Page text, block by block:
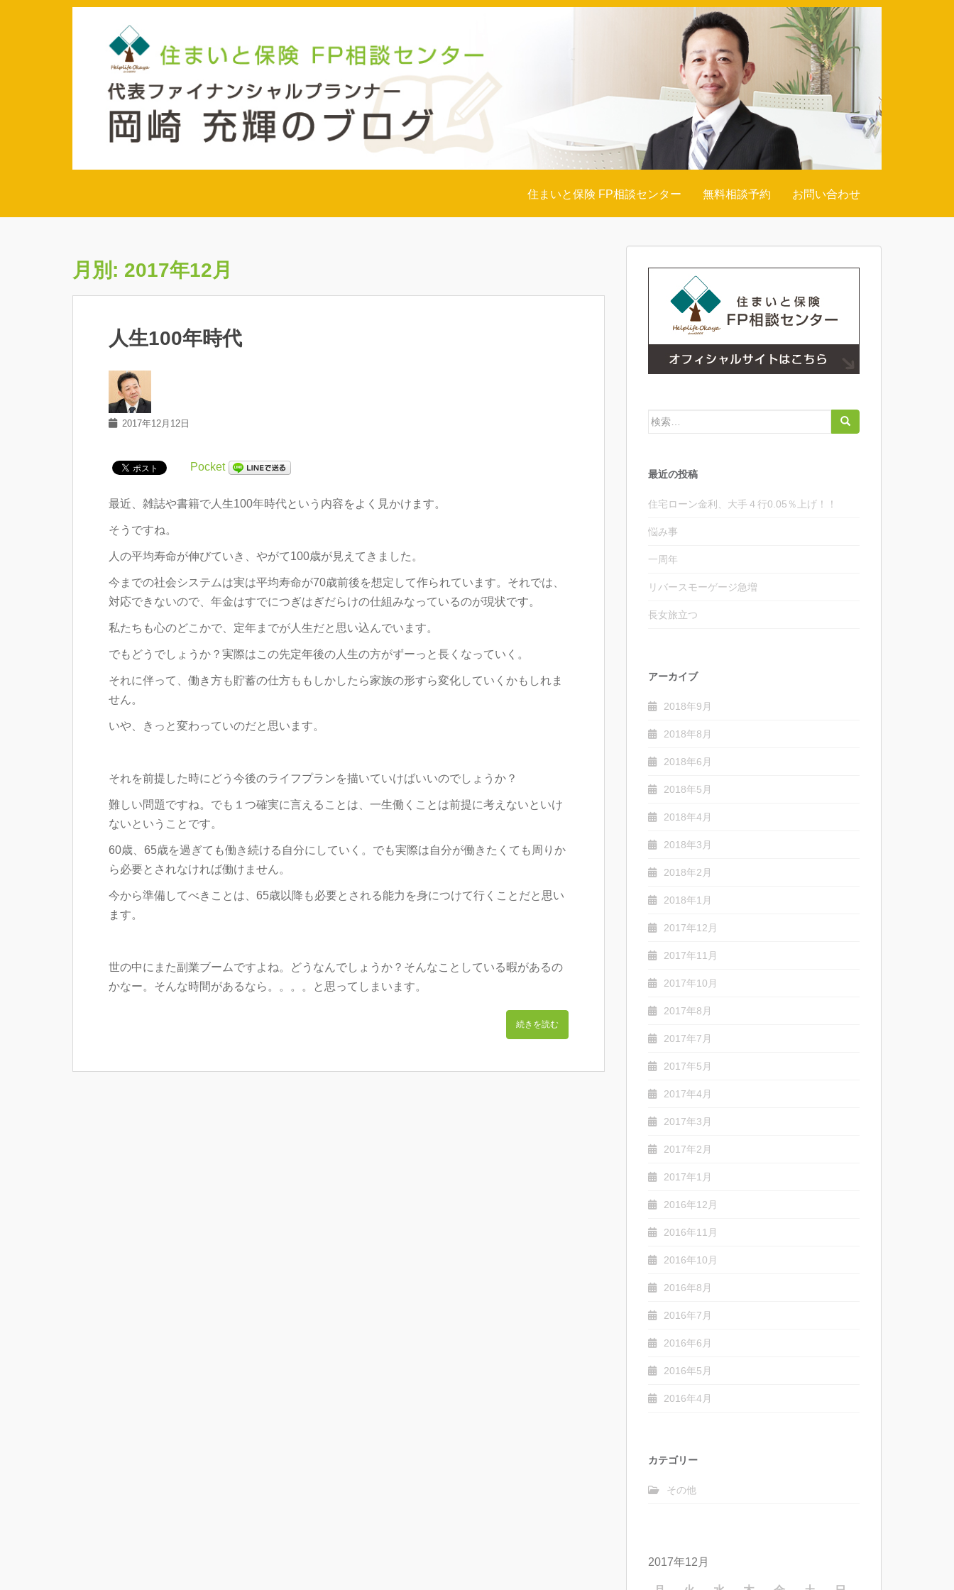
Skip to main content
住まいと保険 FP相談センター 無料相談予約 お問い合わせ
月別: 2017年12月
人生100年時代
2017年12月12日
Pocket
最近、雑誌や書籍で人生100年時代という内容をよく見かけます。
そうですね。
人の平均寿命が伸びていき、やがて100歳が見えてきました。
今までの社会システムは実は平均寿命が70歳前後を想定して作られています。それでは、
対応できないので、年金はすでにつぎはぎだらけの仕組みなっているのが現状です。
私たちも心のどこかで、定年までが人生だと思い込んでいます。
でもどうでしょうか？実際はこの先定年後の人生の方がずーっと長くなっていく。
それに伴って、働き方も貯蓄の仕方ももしかしたら家族の形すら変化していくかもしれま
せん。
いや、きっと変わっていのだと思います。
それを前提した時にどう今後のライフプランを描いていけばいいのでしょうか？
難しい問題ですね。でも１つ確実に言えることは、一生働くことは前提に考えないといけ
ないということです。
60歳、65歳を過ぎても働き続ける自分にしていく。でも実際は自分が働きたくても周りか
ら必要とされなければ働けません。
今から準備してべきことは、65歳以降も必要とされる能力を身につけて行くことだと思い
ます。
世の中にまた副業ブームですよね。どうなんでしょうか？そんなことしている暇があるの
かなー。そんな時間があるなら。。。。と思ってしまいます。
続きを読む
検
最近の投稿
住宅ローン金利、大手４行0.05％上げ！！
悩み事
一周年
リバースモーゲージ急増
長女旅立つ
アーカイブ
2018年9月
2018年8月
2018年6月
2018年5月
2018年4月
2018年3月
2018年2月
2018年1月
2017年12月
2017年11月
2017年10月
2017年8月
2017年7月
2017年5月
2017年4月
2017年3月
2017年2月
2017年1月
2016年12月
2016年11月
2016年10月
2016年8月
2016年7月
2016年6月
2016年5月
2016年4月
カテゴリー
その他
2017年12月